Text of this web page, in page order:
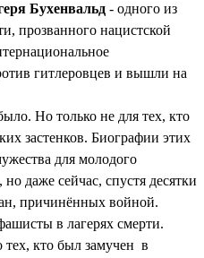
Бухенвальд - одного из
прозванного нацистской
гитлеровцев и вышли на
Но только не для тех, кто
застенков. Биографии этих
для молодого
даже сейчас, спустя десятки
причинённых войной.
в лагерях смерти.
кто был замучен в